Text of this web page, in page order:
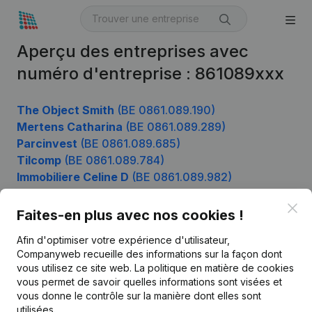
Aperçu des entreprises avec
numéro d'entreprise : 861089xxx
The Object Smith (BE 0861.089.190)
Mertens Catharina (BE 0861.089.289)
Parcinvest (BE 0861.089.685)
Tilcomp (BE 0861.089.784)
Immobiliere Celine D (BE 0861.089.982)
Faites-en plus avec nos cookies !
Afin d'optimiser votre expérience d'utilisateur,
Companyweb recueille des informations sur la façon dont
vous utilisez ce site web. La politique en matière de cookies
vous permet de savoir quelles informations sont visées et
vous donne le contrôle sur la manière dont elles sont
utilisées.
Français
Informations d’entreprise
Monitoring